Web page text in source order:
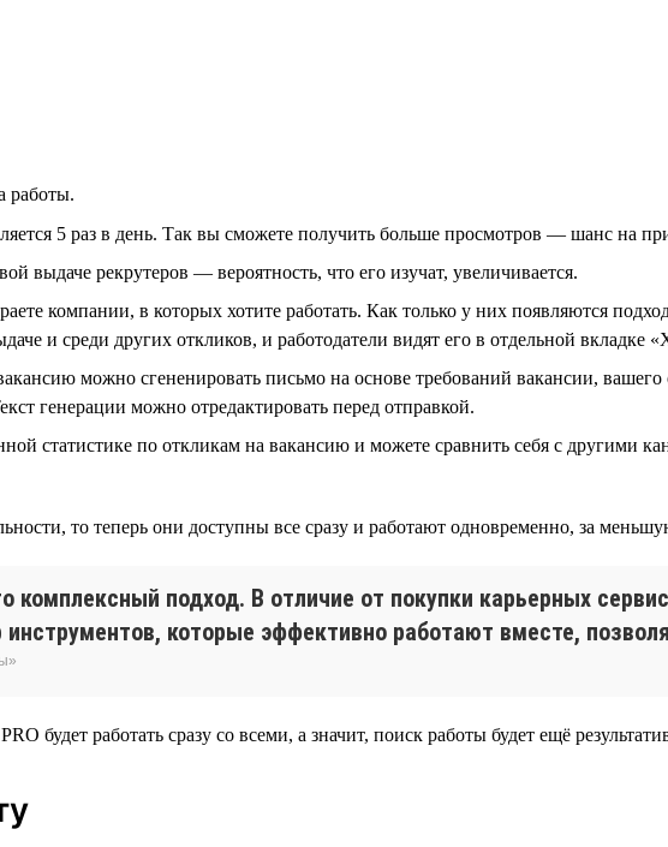
работы.
5 раз в день. Так вы сможете получить больше просмотров — шанс на
выдаче рекрутеров — вероятность, что его изучат, увеличивается.
компании, в которых хотите работать. Как только у них появляются
и среди других откликов, и работодатели видят его в отдельной вкладке
можно сгененировать письмо на основе требований вакансии,
генерации можно отредактировать перед отправкой.
статистике по откликам на вакансию и можете сравнить себя с другими
то теперь они доступны все сразу и работают одновременно, за
комплексный подход. В отличие от покупки карьерных
которые эффективно работают вместе,
будет работать сразу со всеми, а значит, поиск работы будет ещё